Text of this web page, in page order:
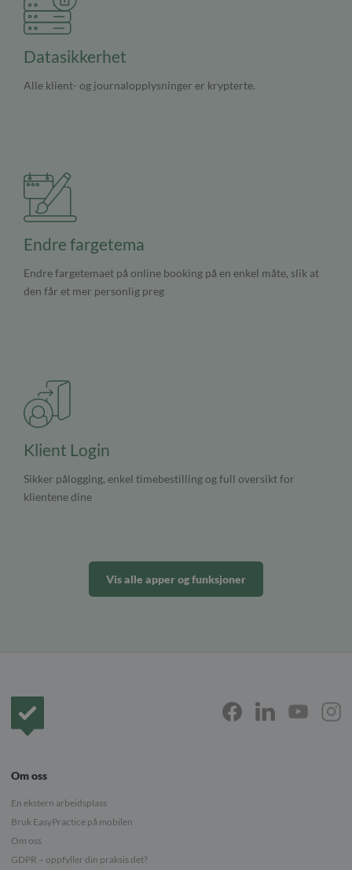
Datasikkerhet
Alle klient- og journalopplysninger er krypterte.
Endre fargetema
Endre fargetemaet på online booking på en enkel måte, slik at
den får et mer personlig preg
Klient Login
Sikker pålogging, enkel timebestilling og full oversikt for
klientene dine
Vis alle apper og funksjoner
Om oss
En ekstern arbeidsplass
Bruk EasyPractice på mobilen
Om oss
GDPR – oppfyller din praksis det?